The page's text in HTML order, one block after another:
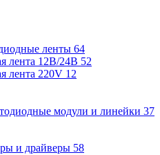
ленты 64
лента 12В/24В 52
лента 220V 12
модули и линейки 37
и драйверы 58